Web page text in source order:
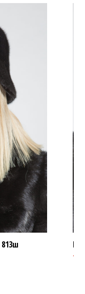
813ш